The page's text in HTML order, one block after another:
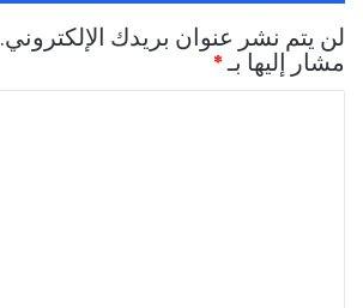
لن يتم نشر عنوان بريدك الإلكتروني.
مشار إليها بـ*